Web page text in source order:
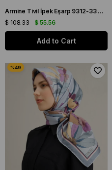
Armine Tivil İpek Eşarp 9312-33 Gri Karışık Desen
$ 55.56
$ 108.33
Add to Cart